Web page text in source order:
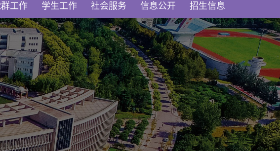
工作 学生工作 社会服务 信息公开 招生信息